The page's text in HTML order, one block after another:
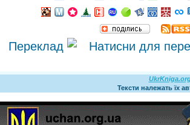
Переклад
Тексти належать їх